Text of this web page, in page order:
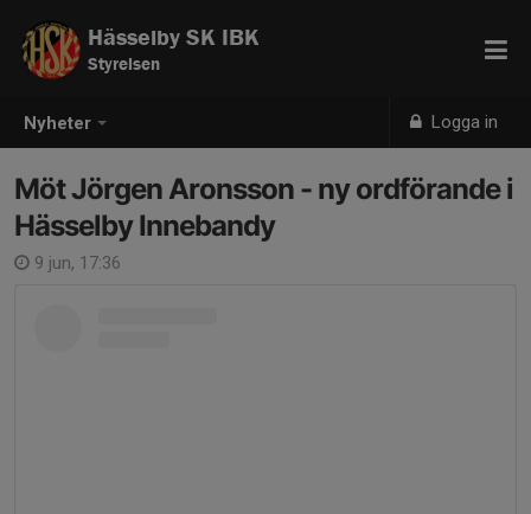
Nyheter Logga in
Hässelby SK IBK
Styrelsen
Möt Jörgen Aronsson - ny ordförande i
Hässelby Innebandy
9 jun, 17:36